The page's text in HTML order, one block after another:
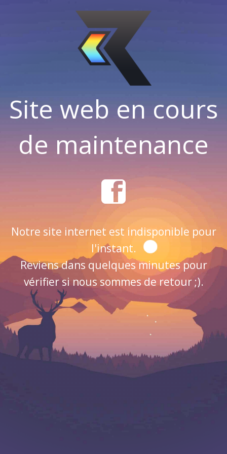
Site web en cours
de maintenance
Notre site internet est indisponible pour
l'instant.
Reviens dans quelques minutes pour
vérifier si nous sommes de retour ;).